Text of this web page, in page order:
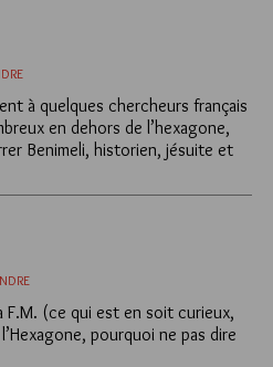
à quelques chercheurs français
en dehors de l’hexagone,
Benimeli, historien, jésuite et
F.M. (ce qui est en soit curieux,
pourquoi ne pas dire